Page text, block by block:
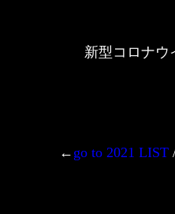
新型コロナウ
← go to 2021 LIST